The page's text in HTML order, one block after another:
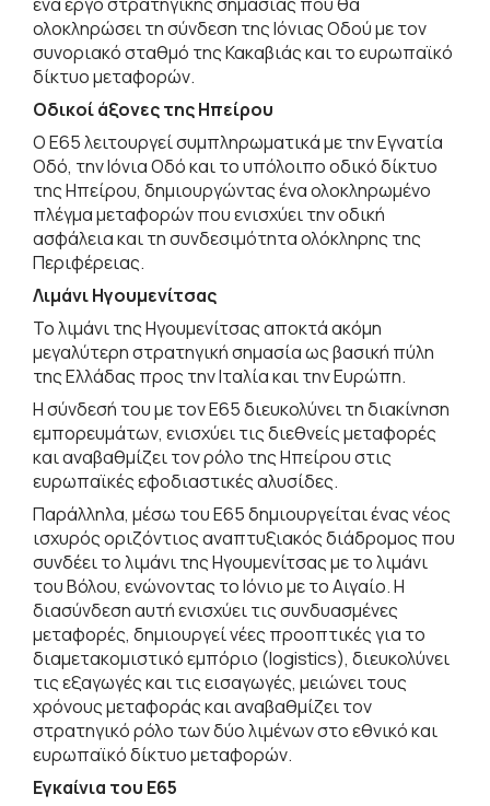
ολοκληρώσει τη σύνδεση της Ιόνιας Οδού με τον
συνοριακό σταθμό της Κακαβιάς και το ευρωπαϊκό
δίκτυο μεταφορών.
Οδικοί άξονες της Ηπείρου
Ο Ε65 λειτουργεί συμπληρωματικά με την Εγνατία
Οδό, την Ιόνια Οδό και το υπόλοιπο οδικό δίκτυο
της Ηπείρου, δημιουργώντας ένα ολοκληρωμένο
πλέγμα μεταφορών που ενισχύει την οδική
ασφάλεια και τη συνδεσιμότητα ολόκληρης της
Περιφέρειας.
Λιμάνι Ηγουμενίτσας
Το λιμάνι της Ηγουμενίτσας αποκτά ακόμη
μεγαλύτερη στρατηγική σημασία ως βασική πύλη
της Ελλάδας προς την Ιταλία και την Ευρώπη.
Η σύνδεσή του με τον Ε65 διευκολύνει τη διακίνηση
εμπορευμάτων, ενισχύει τις διεθνείς μεταφορές
και αναβαθμίζει τον ρόλο της Ηπείρου στις
ευρωπαϊκές εφοδιαστικές αλυσίδες.
Παράλληλα, μέσω του Ε65 δημιουργείται ένας νέος
ισχυρός οριζόντιος αναπτυξιακός διάδρομος που
συνδέει το λιμάνι της Ηγουμενίτσας με το λιμάνι
του Βόλου, ενώνοντας το Ιόνιο με το Αιγαίο. Η
διασύνδεση αυτή ενισχύει τις συνδυασμένες
μεταφορές, δημιουργεί νέες προοπτικές για το
διαμετακομιστικό εμπόριο (logistics), διευκολύνει
τις εξαγωγές και τις εισαγωγές, μειώνει τους
χρόνους μεταφοράς και αναβαθμίζει τον
στρατηγικό ρόλο των δύο λιμένων στο εθνικό και
ευρωπαϊκό δίκτυο μεταφορών.
Εγκαίνια του Ε65